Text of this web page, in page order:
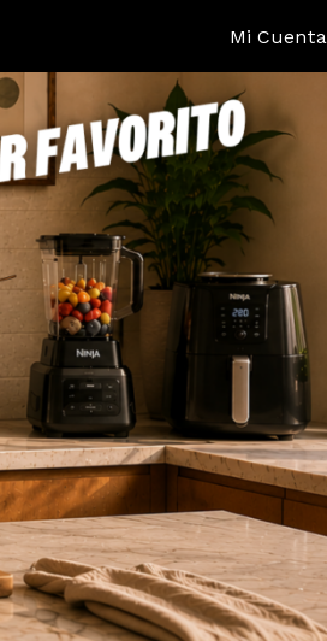
Mi Cuenta